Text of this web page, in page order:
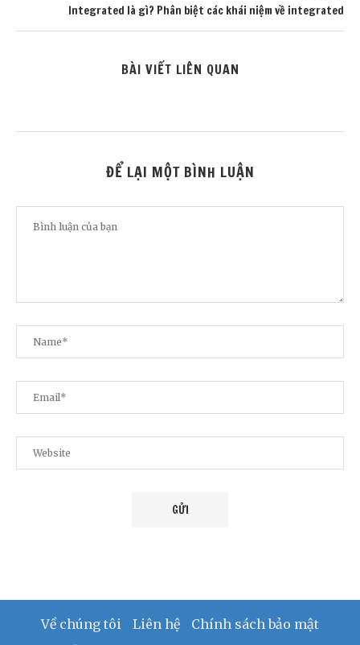
Integrated là gì? Phân biệt các khái niệm về integrated
BÀI VIẾT LIÊN QUAN
ĐỂ LẠI MỘT BÌNH LUẬN
Về chúng tôi Liên hệ Chính sách bảo mật